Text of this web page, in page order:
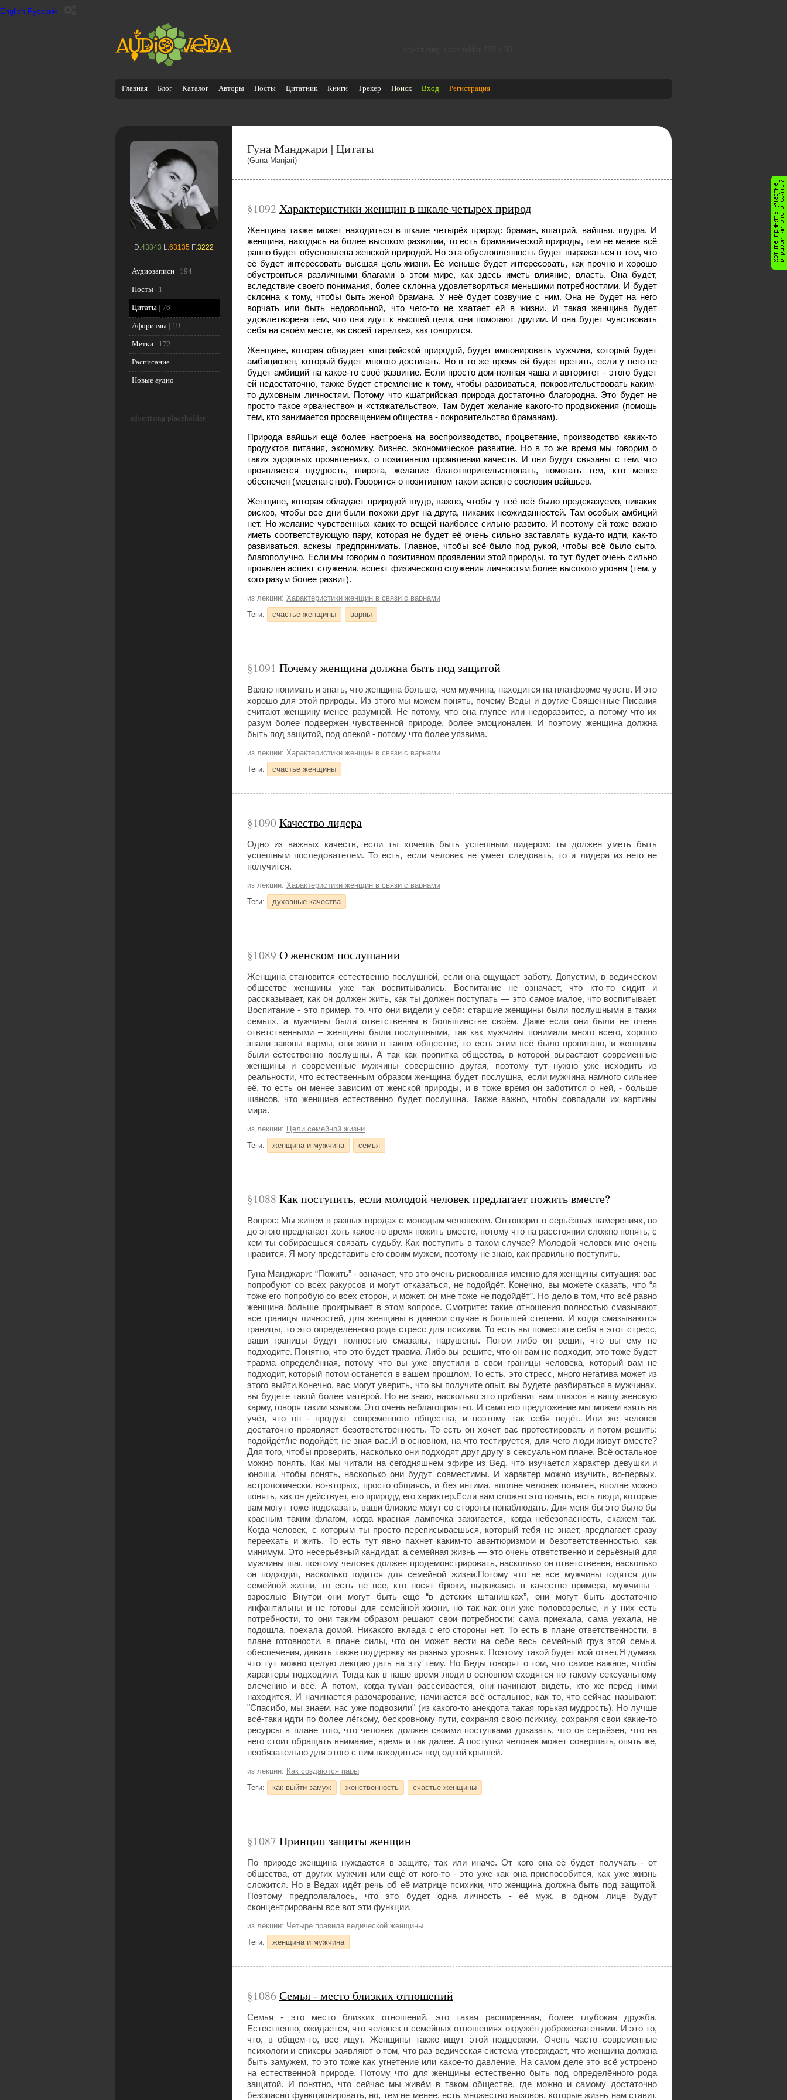
English Русский
Главная Блог Каталог Авторы Посты Цитатник Книги Трекер Поиск Вход Регистрация
D:43843 L:63135 F:3222
Аудиозаписи| 194
Посты| 1
Цитаты| 76
Афоризмы| 19
Метки| 172
Расписание
Новые аудио
advertising placeholder
Гуна Манджари | Цитаты
(Guna Manjari)
1092 Характеристики женщин в шкале четырех природ
Женщина также может находиться в шкале четырёх природ: браман, кшатрий, вайшья, шудра. И
женщина, находясь на более высоком развитии, то есть браманической природы, тем не менее всё
равно будет обусловлена женской природой. Но эта обусловленность будет выражаться в том, что
её будет интересовать высшая цель жизни. Её меньше будет интересовать, как прочно и хорошо
обустроиться различными благами в этом мире, как здесь иметь влияние, власть. Она будет,
вследствие своего понимания, более склонна удовлетворяться меньшими потребностями. И будет
склонна к тому, чтобы быть женой брамана. У неё будет созвучие с ним. Она не будет на него
ворчать или быть недовольной, что чего-то не хватает ей в жизни. И такая женщина будет
удовлетворена тем, что они идут к высшей цели, они помогают другим. И она будет чувствовать
себя на своём месте, «в своей тарелке», как говорится.
Женщине, которая обладает кшатрийской природой, будет импонировать мужчина, который будет
амбициозен, который будет многого достигать. Но в то же время ей будет претить, если у него не
будет амбиций на какое-то своё развитие. Если просто дом-полная чаша и авторитет - этого будет
ей недостаточно, также будет стремление к тому, чтобы развиваться, покровительствовать каким-
то духовным личностям. Потому что кшатрийская природа достаточно благородна. Это будет не
просто такое «рвачество» и «стяжательство». Там будет желание какого-то продвижения (помощь
тем, кто занимается просвещением общества - покровительство браманам).
Природа вайшьи ещё более настроена на воспроизводство, процветание, производство каких-то
продуктов питания, экономику, бизнес, экономическое развитие. Но в то же время мы говорим о
таких здоровых проявлениях, о позитивном проявлении качеств. И они будут связаны с тем, что
проявляется щедрость, широта, желание благотворительствовать, помогать тем, кто менее
обеспечен (меценатство). Говорится о позитивном таком аспекте сословия вайшьев.
Женщине, которая обладает природой шудр, важно, чтобы у неё всё было предсказуемо, никаких
рисков, чтобы все дни были похожи друг на друга, никаких неожиданностей. Там особых амбиций
нет. Но желание чувственных каких-то вещей наиболее сильно развито. И поэтому ей тоже важно
иметь соответствующую пару, которая не будет её очень сильно заставлять куда-то идти, как-то
развиваться, аскезы предпринимать. Главное, чтобы всё было под рукой, чтобы всё было сыто,
благополучно. Если мы говорим о позитивном проявлении этой природы, то тут будет очень сильно
проявлен аспект служения, аспект физического служения личностям более высокого уровня (тем, у
кого разум более развит).
из лекции: Характеристики женщин в связи с варнами
Теги:
счастье женщины варны
1091 Почему женщина должна быть под защитой
Важно понимать и знать, что женщина больше, чем мужчина, находится на платформе чувств. И это
хорошо для этой природы. Из этого мы можем понять, почему Веды и другие Священные Писания
считают женщину менее разумной. Не потому, что она глупее или недоразвитее, а потому что их
разум более подвержен чувственной природе, более эмоционален. И поэтому женщина должна
быть под защитой, под опекой - потому что более уязвима.
из лекции: Характеристики женщин в связи с варнами
Теги:
счастье женщины
1090Качество лидера
Одно из важных качеств, если ты хочешь быть успешным лидером: ты должен уметь быть
успешным последователем. То есть, если человек не умеет следовать, то и лидера из него не
получится.
из лекции: Характеристики женщин в связи с варнами
Теги:
духовные качества
1089 О женском послушании
Женщина становится естественно послушной, если она ощущает заботу. Допустим, в ведическом
обществе женщины уже так воспитывались. Воспитание не означает, что кто-то сидит и
рассказывает, как он должен жить, как ты должен поступать — это самое малое, что воспитывает.
Воспитание - это пример, то, что они видели у себя: старшие женщины были послушными в таких
семьях, а мужчины были ответственны в большинстве своём. Даже если они были не очень
ответственными – женщины были послушными, так как мужчины понимали много всего, хорошо
знали законы кармы, они жили в таком обществе, то есть этим всё было пропитано, и женщины
были естественно послушны. А так как пропитка общества, в которой вырастают современные
женщины и современные мужчины совершенно другая, поэтому тут нужно уже исходить из
реальности, что естественным образом женщина будет послушна, если мужчина намного сильнее
её, то есть он менее зависим от женской природы, и в тоже время он заботится о ней, - больше
шансов, что женщина естественно будет послушна. Также важно, чтобы совпадали их картины
мира.
из лекции: Цели семейной жизни
Теги:
женщина и мужчина семья
1088 Как поступить, если молодой человек предлагает пожить вместе?
Вопрос: Мы живём в разных городах с молодым человеком. Он говорит о серьёзных намерениях, но
до этого предлагает хоть какое-то время пожить вместе, потому что на расстоянии сложно понять, с
кем ты собираешься связать судьбу. Как поступить в таком случае? Молодой человек мне очень
нравится. Я могу представить его своим мужем, поэтому не знаю, как правильно поступить.
Гуна Манджари: “Пожить” - означает, что это очень рискованная именно для женщины ситуация: вас
попробуют со всех ракурсов и могут отказаться, не подойдёт. Конечно, вы можете сказать, что “я
тоже его попробую со всех сторон, и может, он мне тоже не подойдёт”. Но дело в том, что всё равно
женщина больше проигрывает в этом вопросе. Cмотрите: такие отношения полностью смазывают
все границы личностей, для женщины в данном случае в большей степени. И когда смазываются
границы, то это определённого рода стресс для психики. То есть вы поместите себя в этот стресс,
ваши границы будут полностью смазаны, нарушены. Потом либо он решит, что вы ему не
подходите. Понятно, что это будет травма. Либо вы решите, что он вам не подходит, это тоже будет
травма определённая, потому что вы уже впустили в свои границы человека, который вам не
подходит, который потом останется в вашем прошлом. То есть, это стресс, много негатива может из
этого выйти.Конечно, вас могут уверить, что вы получите опыт, вы будете разбираться в мужчинах,
вы будете такой более матёрой. Но не знаю, насколько это прибавит вам плюсов в вашу женскую
карму, говоря таким языком. Это очень неблагоприятно. И само его предложение мы можем взять на
учёт, что он - продукт современного общества, и поэтому так себя ведёт. Или же человек
достаточно проявляет безответственность. То есть он хочет вас протестировать и потом решить:
подойдёт/не подойдёт, не зная вас.И в основном, на что тестируется, для чего люди живут вместе?
Для того, чтобы проверить, насколько они подходят друг другу в сексуальном плане. Всё остальное
можно понять. Как мы читали на сегодняшнем эфире из Вед, что изучается характер девушки и
юноши, чтобы понять, насколько они будут совместимы. И характер можно изучить, во-первых,
астрологически, во-вторых, просто общаясь, и без интима, вполне человек понятен, вполне можно
понять, как он действует, его природу, его характер.Если вам сложно это понять, есть люди, которые
вам могут тоже подсказать, ваши близкие могут со стороны понаблюдать. Для меня бы это было бы
красным таким флагом, когда красная лампочка зажигается, когда небезопасность, скажем так.
Когда человек, с которым ты просто переписываешься, который тебя не знает, предлагает сразу
переехать и жить. То есть тут явно пахнет каким-то авантюризмом и безответственностью, как
минимум. Это несерьёзный кандидат, а семейная жизнь — это очень ответственно и серьёзный для
мужчины шаг, поэтому человек должен продемонстрировать, насколько он ответственен, насколько
он подходит, насколько годится для семейной жизни.Потому что не все мужчины годятся для
семейной жизни, то есть не все, кто носят брюки, выражаясь в качестве примера, мужчины -
взрослые Внутри они могут быть ещё “в детских штанишках”, они могут быть достаточно
инфантильны и не готовы для семейной жизни, но так как они уже половозрелые, и у них есть
потребности, то они таким образом решают свои потребности: сама приехала, сама уехала, не
подошла, поехала домой. Никакого вклада с его стороны нет. То есть в плане ответственности, в
плане готовности, в плане силы, что он может вести на себе весь семейный груз этой семьи,
обеспечения, давать также поддержку на разных уровнях. Поэтому такой будет мой ответ.Я думаю,
что тут можно целую лекцию дать на эту тему. Но Веды говорят о том, что самое важное, чтобы
характеры подходили. Тогда как в наше время люди в основном сходятся по такому сексуальному
влечению и всё. А потом, когда туман рассеивается, они начинают видеть, кто же перед ними
находится. И начинается разочарование, начинается всё остальное, как то, что сейчас называют:
"Спасибо, мы знаем, нас уже подвозили" (из какого-то анекдота такая горькая мудрость). Но лучше
всё-таки идти по более лёгкому, бескровному пути, сохраняя свою психику, сохраняя свои какие-то
ресурсы в плане того, что человек должен своими поступками доказать, что он серьёзен, что на
него стоит обращать внимание, время и так далее. А поступки человек может совершать, опять же,
необязательно для этого с ним находиться под одной крышей.
из лекции: Как создаются пары
Теги:
как выйти замуж женственность счастье женщины
1087 Принцип защиты женщин
По природе женщина нуждается в защите, так или иначе. От кого она её будет получать - от
общества, от других мужчин или ещё от кого-то - это уже как она приспособится, как уже жизнь
сложится. Но в Ведах идёт речь об её матрице психики, что женщина должна быть под защитой.
Поэтому предполагалось, что это будет одна личность - её муж, в одном лице будут
сконцентрированы все вот эти функции.
из лекции: Четыре правила ведической женщины
Теги:
женщина и мужчина
1086 Семья - место близких отношений
Семья - это место близких отношений, это такая расширенная, более глубокая дружба.
Естественно, ожидается, что человек в семейных отношениях окружён доброжелателями. И это то,
что, в общем-то, все ищут. Женщины также ищут этой поддержки. Очень часто современные
психологи и спикеры заявляют о том, что раз ведическая система утверждает, что женщина должна
быть замужем, то это тоже как угнетение или какое-то давление. На самом деле это всё устроено
на естественной природе. Потому что для женщины естественно быть под определённого рода
защитой. И понятно, что сейчас мы живём в таком обществе, где можно и самому достаточно
безопасно функционировать, но, тем не менее, есть множество вызовов, которые жизнь нам ставит.